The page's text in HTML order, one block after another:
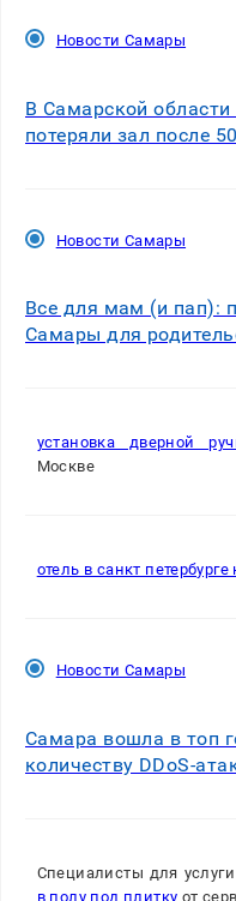
Новости Самары
В Самарской
потеряли зал после
Новости Самары
Все для мам (и пап):
Самары для
установка дверной
Москве
отель в санкт петербурге
Новости Самары
Самара вошла в топ
количеству DDoS-
Специалисты для услуги
в полу под плитку от